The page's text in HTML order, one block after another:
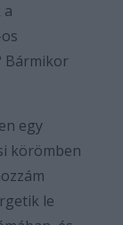
a
Bármikor
egy
körömben
le